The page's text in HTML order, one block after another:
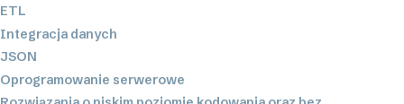
ETL
Integracja danych
JSON
Oprogramowanie serwerowe